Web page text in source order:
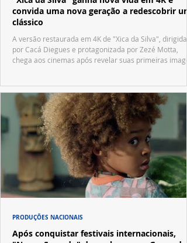
convida uma nova geração a redescobrir um
clássico
A versão restaurada em 4K de "Xica da Silva", dirigida
por Cacá Diegues e protagonizada por Zezé Motta,
chega aos cinemas após revelar suas primeiras
Após conquistar festivais internacionais,
PRODUÇÕES NACIONAIS